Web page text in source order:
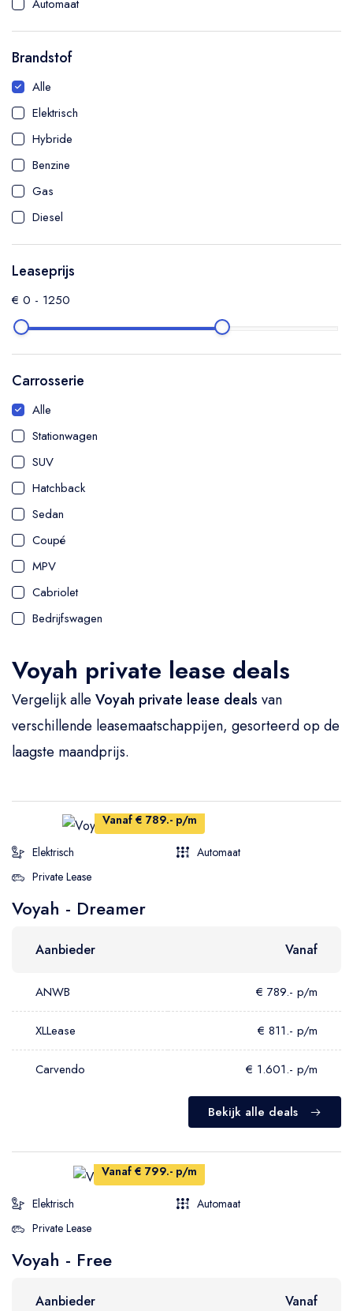
Automaat
Brandstof
Alle
Elektrisch
Hybride
Benzine
Gas
Diesel
Leaseprijs
€ 0 - 1250
Carrosserie
Alle
Stationwagen
SUV
Hatchback
Sedan
Coupé
MPV
Cabriolet
Bedrijfswagen
Voyah private lease deals
Vergelijk alle Voyah private lease deals van
verschillende leasemaatschappijen, gesorteerd op de
laagste maandprijs.
Vanaf € 789.- p/m
Elektrisch
Automaat
Private Lease
Voyah - Dreamer
Aanbieder Vanaf
ANWB € 789.- p/m
XLLease € 811.- p/m
Carvendo € 1.601.- p/m
Bekijk alle deals
Vanaf € 799.- p/m
Elektrisch
Automaat
Private Lease
Voyah - Free
Aanbieder Vanaf